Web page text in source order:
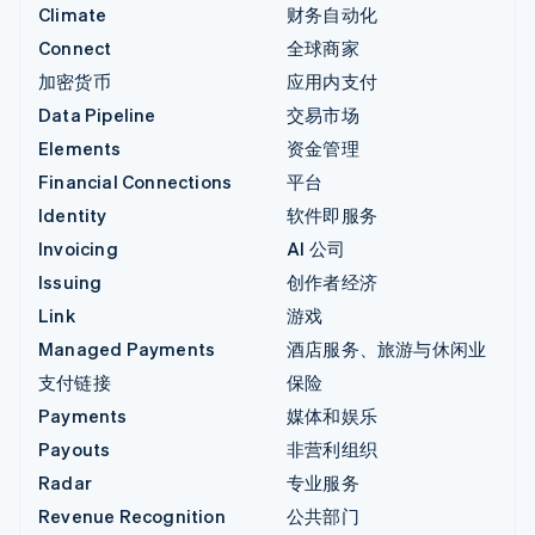
Climate
Connect
加密货币
Data Pipeline
Elements
Financial Connections
Identity
Invoicing
Issuing
Link
Managed Payments
支付链接
Payments
Payouts
Radar
Revenue Recognition
财务自动化
全球商家
应用内支付
交易市场
资金管理
平台
软件即服务
AI 公司
创作者经济
游戏
酒店服务、旅游与休闲业
保险
媒体和娱乐
非营利组织
专业服务
公共部门